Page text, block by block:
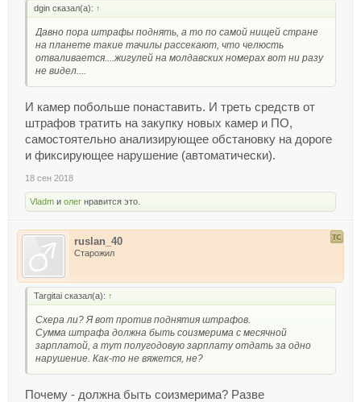
dgin сказал(а): ↑
Давно пора штрафы поднять, а то по самой нищей стране
на планете такие тачилы рассекают, что челюсть
отваливается....жигулей на молдавских номерах вот ни разу
не видел....
И камер побольше понаставить. И треть средств от
штрафов тратить на закупку новых камер и ПО,
самостоятельно анализирующее обстановку на дороге
и фиксирующее нарушение (автоматически).
18 сен 2018
Vladm и олег нравится это.
ruslan_40
Старожил
Targitai сказал(а): ↑
Схера ли? Я вот против поднятия штрафов.
Сумма штрафа должна быть соизмерима с месячной
зарплатой, а тут полугодовую зарплату отдать за одно
нарушение. Как-то не вяжется, не?
Почему - должна быть соизмерима? Разве